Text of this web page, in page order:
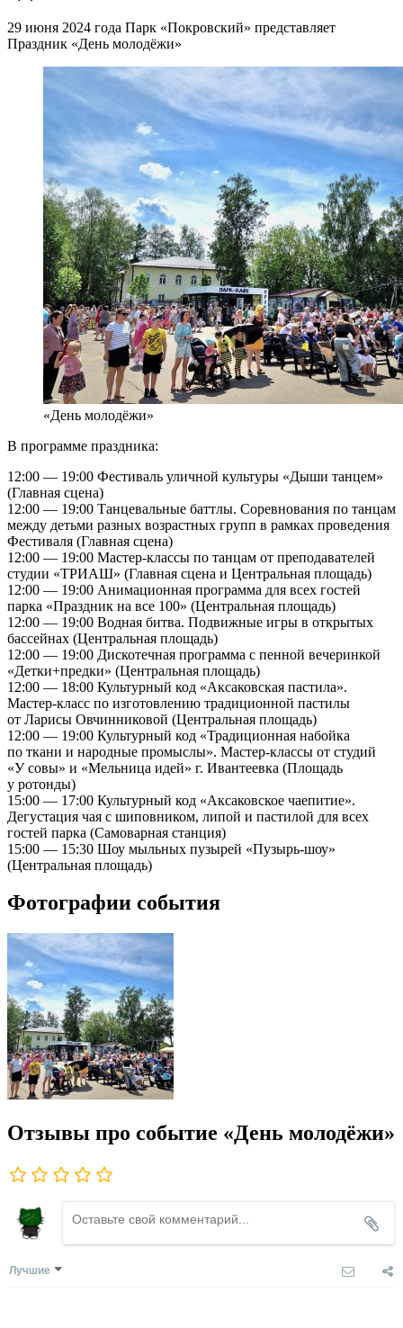
29 июня 2024 года Парк «Покровский» представляет
Праздник «День молодёжи»
«День молодёжи»
В программе праздника:
12:00 — 19:00 Фестиваль уличной культуры «Дыши танцем»
(Главная сцена)
12:00 — 19:00 Танцевальные баттлы. Соревнования по танцам
между детьми разных возрастных групп в рамках проведения
Фестиваля (Главная сцена)
12:00 — 19:00 Мастер-классы по танцам от преподавателей
студии «ТРИАШ» (Главная сцена и Центральная площадь)
12:00 — 19:00 Анимационная программа для всех гостей
парка «Праздник на все 100» (Центральная площадь)
12:00 — 19:00 Водная битва. Подвижные игры в открытых
бассейнах (Центральная площадь)
12:00 — 19:00 Дискотечная программа с пенной вечеринкой
«Детки+предки» (Центральная площадь)
12:00 — 18:00 Культурный код «Аксаковская пастила».
Мастер-класс по изготовлению традиционной пастилы
от Ларисы Овчинниковой (Центральная площадь)
12:00 — 19:00 Культурный код «Традиционная набойка
по ткани и народные промыслы». Мастер-классы от студий
«У совы» и «Мельница идей» г. Ивантеевка (Площадь
у ротонды)
15:00 — 17:00 Культурный код «Аксаковское чаепитие».
Дегустация чая с шиповником, липой и пастилой для всех
гостей парка (Самоварная станция)
15:00 — 15:30 Шоу мыльных пузырей «Пузырь-шоу»
(Центральная площадь)
Фотографии события
Отзывы про событие «День молодёжи»
Лучшие